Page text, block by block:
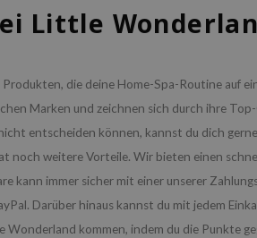
Little
die deine Home-Spa-Routine auf
Marken und zeichnen sich durch ihre
entscheiden können, kannst du dich
noch weitere Vorteile. Wir bieten einen
kann immer sicher mit einer unserer
Darüber hinaus kannst du mit jedem
Wonderland kommen, indem du die Punkte